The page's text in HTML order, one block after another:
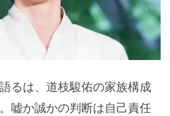
るは、道枝駿佑の家族構成
嘘か誠かの判断は自己責任